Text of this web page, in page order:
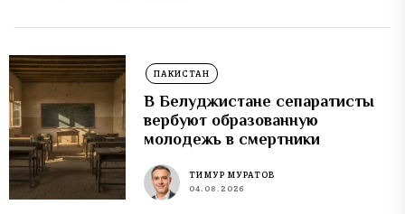
ПАКИСТАН
В Белуджистане сепаратисты
вербуют образованную
молодежь в смертники
ТИМУР МУРАТОВ
04.08.2026